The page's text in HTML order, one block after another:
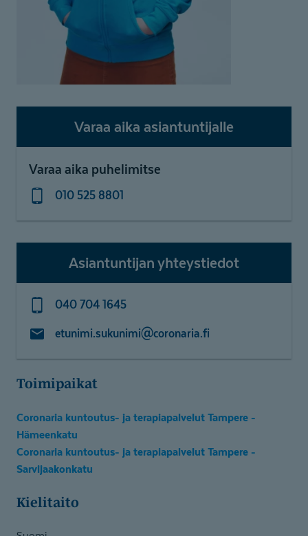
Varaa aika asiantuntijalle
Varaa aika puhelimitse
010 525 8801
Asiantuntijan yhteystiedot
040 704 1645
etunimi.sukunimi@coronaria.fi
Toimipaikat
Coronaria kuntoutus- ja terapiapalvelut Tampere -
Hämeenkatu
Coronaria kuntoutus- ja terapiapalvelut Tampere -
Sarvijaakonkatu
Kielitaito